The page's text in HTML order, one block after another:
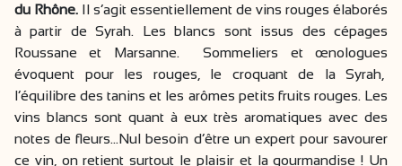
du Rhône. Il s’agit essentiellement de vins rouges élaborés
à partir de Syrah. Les blancs sont issus des cépages
Roussane et Marsanne. Sommeliers et œnologues
évoquent pour les rouges, le croquant de la Syrah,
l’équilibre des tanins et les arômes petits fruits rouges. Les
vins blancs sont quant à eux très aromatiques avec des
notes de fleurs…Nul besoin d’être un expert pour savourer
ce vin, on retient surtout le plaisir et la gourmandise ! Un